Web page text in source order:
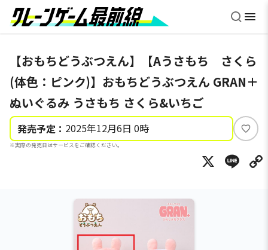
【おもちどうぶつえん】【Aうさもち さくら
(体色：ピンク)】おもちどうぶつえん GRAN＋
ぬいぐるみ うさもち さくら&いちご
発売予定： 2025年12月6日 0時
※実際の発売日はサービスをご確認ください。
い
ね
X